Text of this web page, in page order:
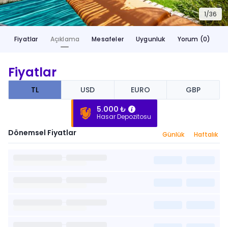
1/36
Fiyatlar Açıklama Mesafeler Uygunluk Yorum (0)
Fiyatlar
TL USD EURO
GBP
5.000 ₺
Hasar Depozitosu
Dönemsel Fiyatlar Günlük Haftalık